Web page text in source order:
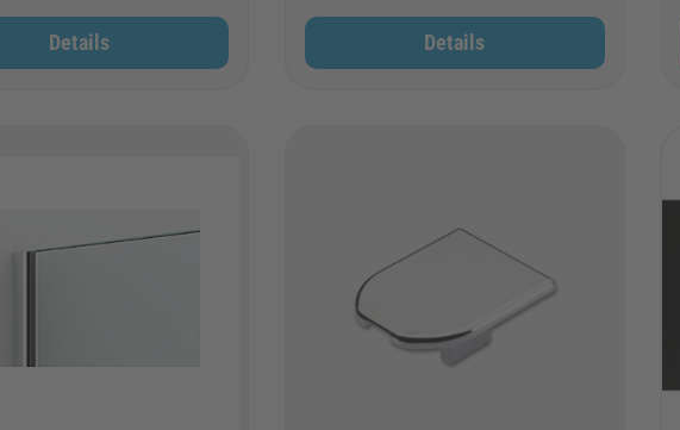
Details Details